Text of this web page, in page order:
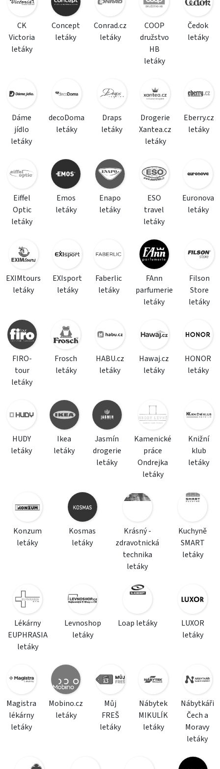
CK
Victoria
letáky
Concept
letáky
Conrad.cz
letáky
COOP
družstvo
HB
letáky
Čedok
letáky
Dáme
jídlo
letáky
decoDoma
letáky
Draps
letáky
Drogerie
Xantea.cz
letáky
Eberry.cz
letáky
Eiffel
Optic
letáky
Emos
letáky
Enapo
letáky
ESO
travel
letáky
Euronova
letáky
EXIMtours
letáky
EXIsport
letáky
Faberlic
letáky
FAnn
parfumerie
letáky
Filson
Store
letáky
FIRO-
tour
letáky
Frosch
letáky
HABU.cz
letáky
Hawaj.cz
letáky
HONOR
letáky
HUDY
letáky
Ikea
letáky
Jasmín
drogerie
letáky
Kamenické
práce
Ondrejka
letáky
Knižní
klub
letáky
Konzum
letáky
Kosmas
letáky
Krásný -
zdravotnická
technika
letáky
Kuchyně
SMART
letáky
Lékárny
EUPHRASIA
letáky
Levnoshop
letáky
Loap letáky
LUXOR
letáky
Magistra
lékárny
letáky
Mobino.cz
letáky
Můj
FREŠ
letáky
Nábytek
MIKULÍK
letáky
Nábytkáři
Čech a
Moravy
letáky